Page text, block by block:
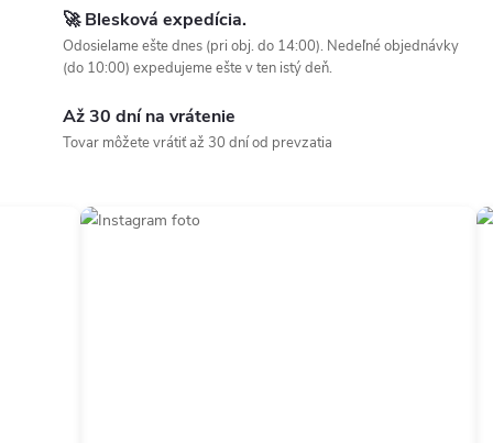
🚀 Blesková expedícia.
Odosielame ešte dnes (pri obj. do 14:00). Nedeľné objednávky
(do 10:00) expedujeme ešte v ten istý deň.
Až 30 dní na vrátenie
Tovar môžete vrátiť až 30 dní od prevzatia